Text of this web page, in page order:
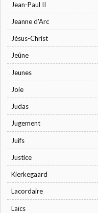
Jean-Paul II
Jeanne d'Arc
Jésus-Christ
Jeûne
Jeunes
Joie
Judas
Jugement
Juifs
Justice
Kierkegaard
Lacordaire
Laïcs